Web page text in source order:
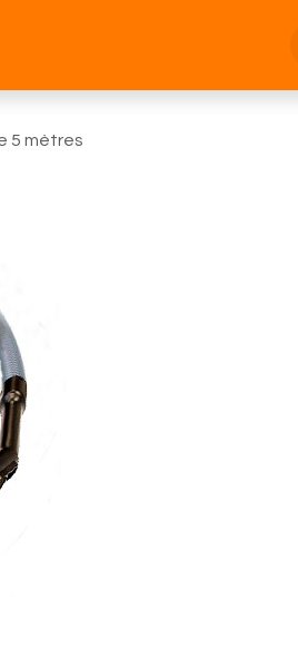
5 mètres